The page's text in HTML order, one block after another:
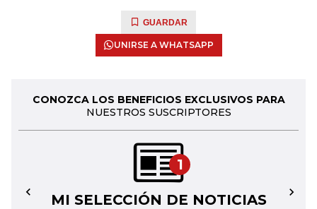
GUARDAR
UNIRSE A WHATSAPP
CONOZCA LOS BENEFICIOS EXCLUSIVOS PARA
NUESTROS SUSCRIPTORES
1
MI SELECCIÓN DE NOTICIAS
← →